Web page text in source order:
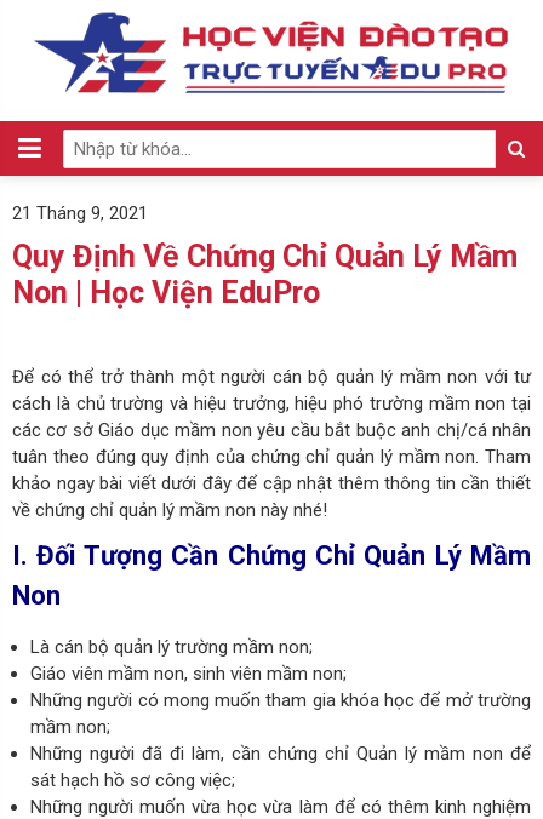
21 Tháng 9, 2021
Quy Định Về Chứng Chỉ Quản Lý Mầm
Non | Học Viện EduPro
Để có thể trở thành một người cán bộ quản lý mầm non với tư
cách là chủ trường và hiệu trưởng, hiệu phó trường mầm non tại
các cơ sở Giáo dục mầm non yêu cầu bắt buộc anh chị/cá nhân
tuân theo đúng quy định của chứng chỉ quản lý mầm non. Tham
khảo ngay bài viết dưới đây để cập nhật thêm thông tin cần thiết
về chứng chỉ quản lý mầm non này nhé!
I. Đối Tượng Cần Chứng Chỉ Quản Lý Mầm
Non
Là cán bộ quản lý trường mầm non;
Giáo viên mầm non, sinh viên mầm non;
Những người có mong muốn tham gia khóa học để mở trường
mầm non;
Những người đã đi làm, cần chứng chỉ Quản lý mầm non để
sát hạch hồ sơ công việc;
Những người muốn vừa học vừa làm để có thêm kinh nghiệm